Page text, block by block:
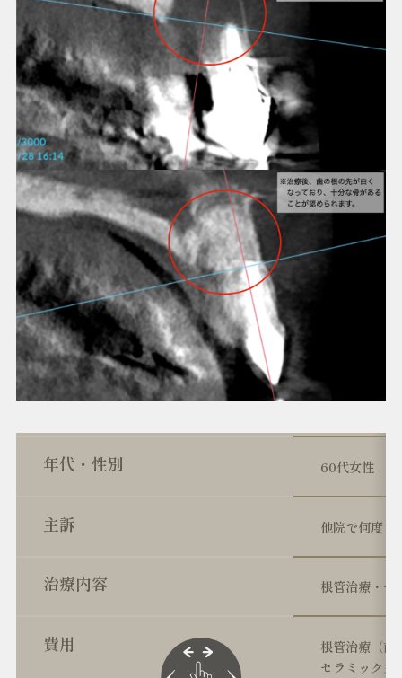
年代・性別 60代女性
主訴 他院で何度も
治療内容 根管治療・セ
費用
根管治療（
セラミック